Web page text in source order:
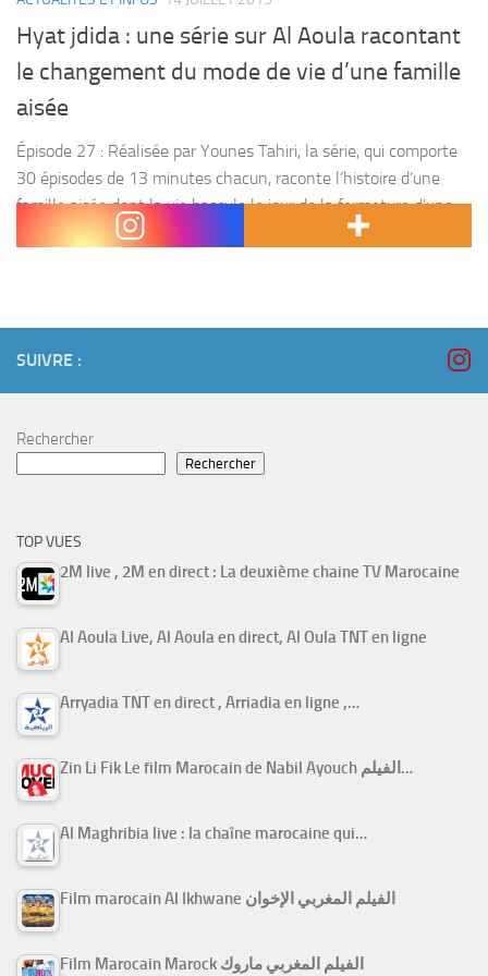
Hyat jdida : une série sur Al Aoula racontant
le changement du mode de vie d’une famille
aisée
Épisode 27 : Réalisée par Younes Tahiri, la série, qui comporte
30 épisodes de 13 minutes chacun, raconte l’histoire d’une
famille aisée dont la vie bascule le jour de la fermeture d’une
entreprise dirigée...
SUIVRE :
Rechercher
Rechercher
TOP VUES
2M live , 2M en direct : La deuxième chaine TV Marocaine
Al Aoula Live, Al Aoula en direct, Al Oula TNT en ligne
Arryadia TNT en direct , Arriadia en ligne ,…
Zin Li Fik Le film Marocain de Nabil Ayouch الفيلم…
Al Maghribia live : la chaîne marocaine qui…
Film marocain Al Ikhwane الفيلم المغربي الإخوان
Film Marocain Marock الفيلم المغربي ماروك